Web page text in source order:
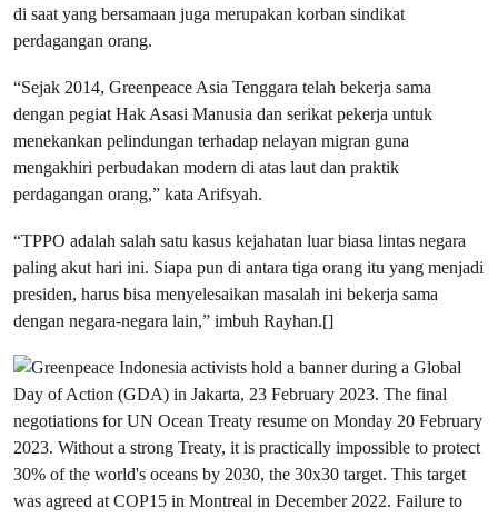
di saat yang bersamaan juga merupakan korban sindikat
perdagangan orang.
“Sejak 2014, Greenpeace Asia Tenggara telah bekerja sama
dengan pegiat Hak Asasi Manusia dan serikat pekerja untuk
menekankan pelindungan terhadap nelayan migran guna
mengakhiri perbudakan modern di atas laut dan praktik
perdagangan orang,” kata Arifsyah.
“TPPO adalah salah satu kasus kejahatan luar biasa lintas negara
paling akut hari ini. Siapa pun di antara tiga orang itu yang menjadi
presiden, harus bisa menyelesaikan masalah ini bekerja sama
dengan negara-negara lain,” imbuh Rayhan.[]